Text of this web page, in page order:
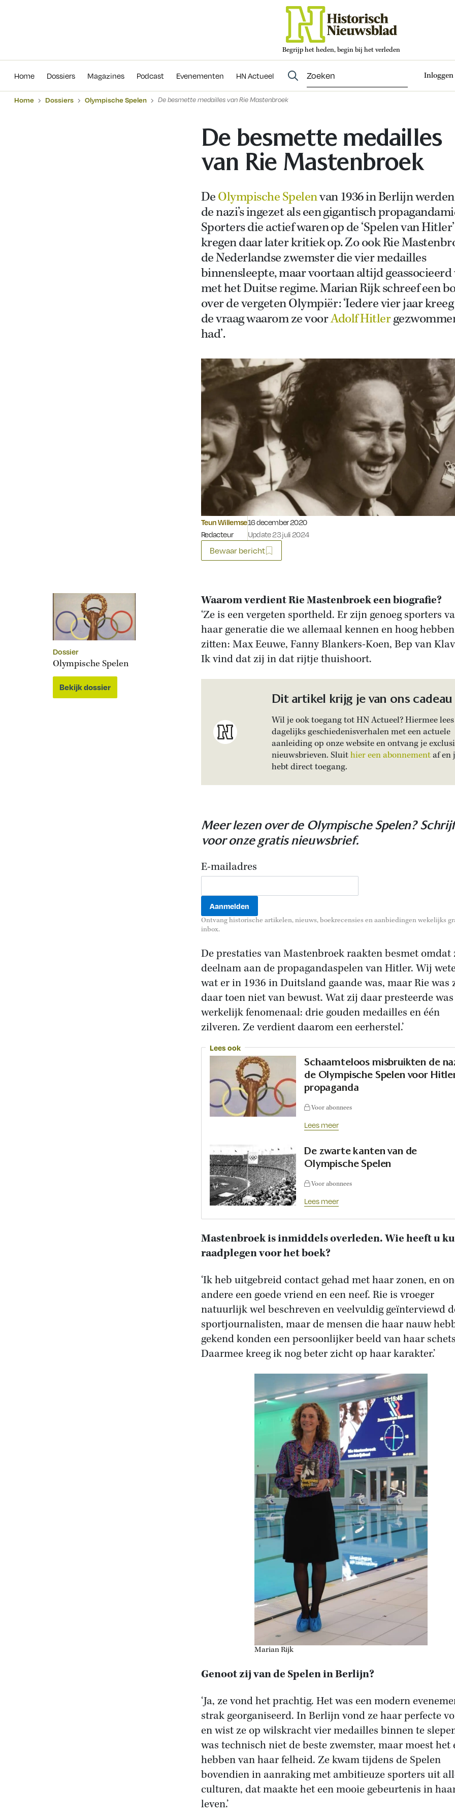
Begrijp het heden, begin bij het verleden
Home Dossiers Magazines Podcast Evenementen HN Actueel Inloggen
Evenementen
Home Dossiers Olympische Spelen De besmette medailles van Rie Mastenbroek
De besmette medailles
van Rie Mastenbroek
DeOlympische Spelenvan 1936 in Berlijn
de nazi’s ingezet als een gigantisch
Sporters die actief waren op de ‘Spelen van Hitler’
kregen daar later kritiek op. Zo ook Rie
de Nederlandse zwemster die vier medailles
binnensleepte, maar voortaan altijd
met het Duitse regime. Marian Rijk schreef een
over de vergeten Olympiër: ‘Iedere vier jaar
de vraag waarom ze voorAdolf Hitler
had’.
Teun Willemse
Redacteur
Gepubliceerd op:
16 december 2020
Update 23 juli 2024
Bewaar bericht
Dossier
Olympische Spelen
Bekijk dossier
Waarom verdient Rie Mastenbroek een biografie?
‘Ze is een vergeten sportheld. Er zijn genoeg sporters
haar generatie die we allemaal kennen en hoog hebben
zitten: Max Eeuwe, Fanny Blankers-Koen, Bep van
Ik vind dat zij in dat rijtje thuishoort.
Dit artikel krijg je van ons cadeau
Wil je ook toegang tot HN Actueel? Hiermee
dagelijks geschiedenisverhalen met een actuele
aanleiding op onze website en ontvang je
nieuwsbrieven. Sluithier een abonnementaf en
hebt direct toegang.
Meer lezen over de Olympische Spelen?
voor onze gratis nieuwsbrief.
E-mailadres
Ontvang historische artikelen, nieuws, boekrecensies en aanbiedingen wekelijks
inbox.
De prestaties van Mastenbroek raakten besmet omdat
deelnam aan de propagandaspelen van Hitler. Wij
wat er in 1936 in Duitsland gaande was, maar Rie was
daar toen niet van bewust. Wat zij daar presteerde was
werkelijk fenomenaal: drie gouden medailles en één
zilveren. Ze verdient daarom een eerherstel.’
Lees ook
Schaamteloos misbruikten de
de Olympische Spelen voor
propaganda
Voor abonnees
Lees meer
De zwarte kanten van de
Olympische Spelen
Voor abonnees
Lees meer
Mastenbroek is inmiddels overleden. Wie heeft u
raadplegen voor het boek?
‘Ik heb uitgebreid contact gehad met haar zonen, en
andere een goede vriend en een neef. Rie is vroeger
natuurlijk wel beschreven en veelvuldig geïnterviewd
sportjournalisten, maar de mensen die haar nauw
gekend konden een persoonlijker beeld van haar
Daarmee kreeg ik nog beter zicht op haar karakter.’
Marian Rijk
Genoot zij van de Spelen in Berlijn?
‘Ja, ze vond het prachtig. Het was een modern
strak georganiseerd. In Berlijn vond ze haar perfecte
en wist ze op wilskracht vier medailles binnen te
was technisch niet de beste zwemster, maar moest het
hebben van haar felheid. Ze kwam tijdens de Spelen
bovendien in aanraking met ambitieuze sporters uit
culturen, dat maakte het een mooie gebeurtenis in
leven.’